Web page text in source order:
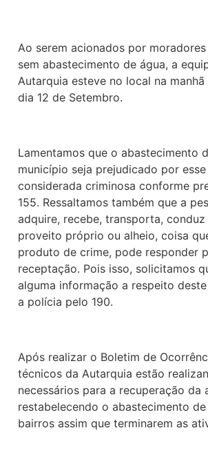
Ao serem acionados por
sem abastecimento de água, a
Autarquia esteve no local na
dia 12 de Setembro.
Lamentamos que o abastecimento
município seja prejudicado por
considerada criminosa conforme
155. Ressaltamos também que a
adquire, recebe, transporta,
proveito próprio ou alheio, coisa
produto de crime, pode responder
receptação. Pois isso, solicitamos
alguma informação a respeito
a polícia pelo 190.
Após realizar o Boletim de
técnicos da Autarquia estão
necessários para a recuperação da
restabelecendo o abastecimento
bairros assim que terminarem as